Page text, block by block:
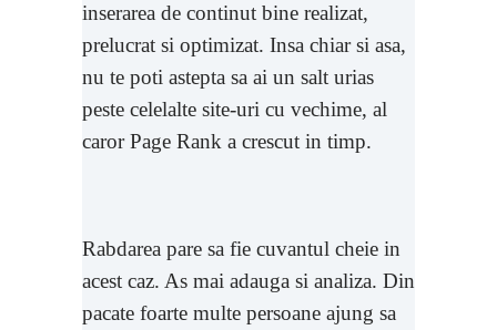
inserarea de continut bine realizat,
prelucrat si optimizat. Insa chiar si asa,
nu te poti astepta sa ai un salt urias
peste celelalte site-uri cu vechime, al
caror Page Rank a crescut in timp.
Rabdarea pare sa fie cuvantul cheie in
acest caz. As mai adauga si analiza. Din
pacate foarte multe persoane ajung sa